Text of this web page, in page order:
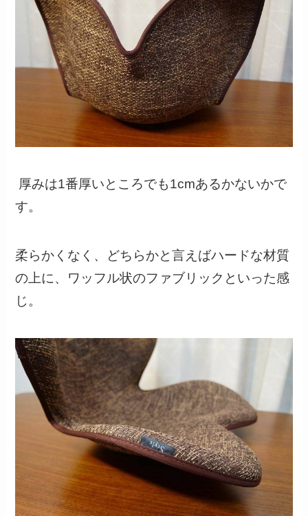
厚みは1番厚いところでも1cmあるかないかで
す。
柔らかくなく、どちらかと言えばハードな材質
の上に、ワッフル状のファブリックといった感
じ。